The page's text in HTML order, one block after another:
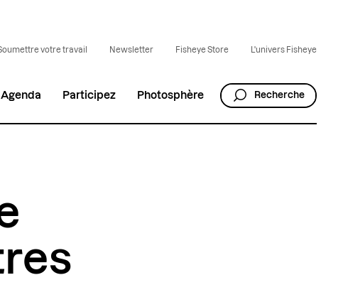
votre travail Newsletter Fisheye Store L'univers Fisheye
Agenda Participez Photosphère Recherche